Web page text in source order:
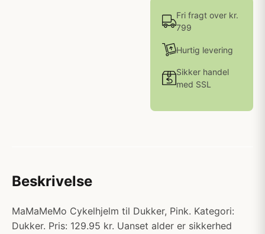
Fri fragt over kr.
799
Hurtig levering
Sikker handel
med SSL
Beskrivelse
MaMaMeMo Cykelhjelm til Dukker, Pink. Kategori:
Dukker. Pris: 129.95 kr. Uanset alder er sikkerhed